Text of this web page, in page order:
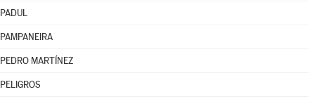
PADUL
PAMPANEIRA
PEDRO MARTÍNEZ
PELIGROS